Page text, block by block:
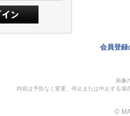
会員登録
画像
内容は予告なく変更、停止または中止する
©